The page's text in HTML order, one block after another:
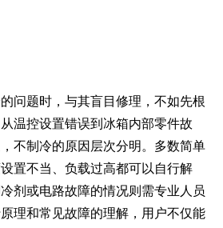
问题时，与其盲目修理，不如先根
温控设置错误到冰箱内部零件故
不制冷的原因层次分明。多数简单
置不当、负载过高都可以自行解
剂或电路故障的情况则需专业人员
理和常见故障的理解，用户不仅能